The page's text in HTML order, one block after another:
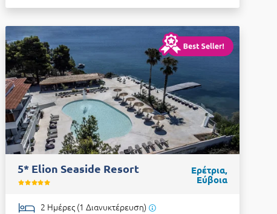
5* Elion Seaside Resort
Ερέτρια,
Εύβοια
2 Ημέρες (1 Διανυκτέρευση)